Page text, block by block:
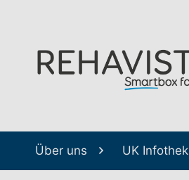
Über uns UK Infothek